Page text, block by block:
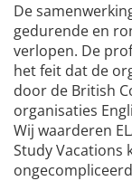
De
gedurende en
verlopen. De
het feit dat de
door de British
organisaties
Wij waarderen
Study Vacations